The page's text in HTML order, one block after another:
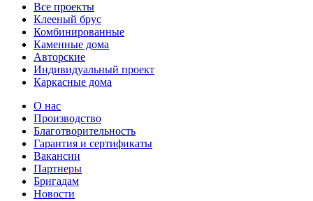
Все проекты
Клееный брус
Комбинированные
Каменные дома
Авторские
Индивидуальный проект
Каркасные дома
О нас
Производство
Благотворительность
Гарантия и сертификаты
Вакансии
Партнеры
Бригадам
Новости